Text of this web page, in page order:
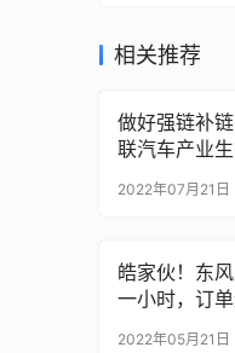
相关推荐
做好强链补
联汽车产业
2022年07月21日
皓家伙！东
一小时，订
2022年05月21日